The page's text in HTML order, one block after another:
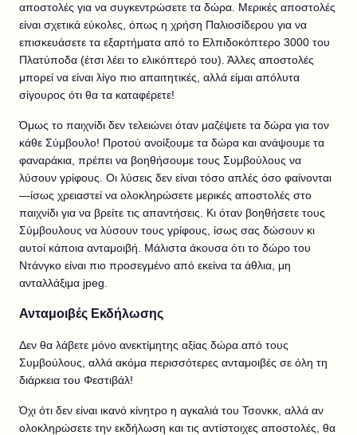
αποστολές για να συγκεντρώσετε τα δώρα. Μερικές αποστολές
είναι σχετικά εύκολες, όπως η χρήση Παλιοσίδερου για να
επισκευάσετε τα εξαρτήματα από το Ελπιδοκόπτερο 3000 του
Πλατύποδα (έτσι λέει το ελικόπτερό του). Άλλες αποστολές
μπορεί να είναι λίγο πιο απαιτητικές, αλλά είμαι απόλυτα
σίγουρος ότι θα τα καταφέρετε!
Όμως το παιχνίδι δεν τελειώνει όταν μαζέψετε τα δώρα για τον
κάθε Σύμβουλο! Προτού ανοίξουμε τα δώρα και ανάψουμε τα
φαναράκια, πρέπει να βοηθήσουμε τους Συμβούλους να
λύσουν γρίφους. Οι λύσεις δεν είναι τόσο απλές όσο φαίνονται
—ίσως χρειαστεί να ολοκληρώσετε μερικές αποστολές στο
παιχνίδι για να βρείτε τις απαντήσεις. Κι όταν βοηθήσετε τους
Σύμβουλους να λύσουν τους γρίφους, ίσως σας δώσουν κι
αυτοί κάποια ανταμοιβή. Μάλιστα άκουσα ότι το δώρο του
Ντάνγκο είναι πιο προσεγμένο από εκείνα τα άθλια, μη
ανταλλάξιμα jpeg.
Ανταμοιβές Εκδήλωσης
Δεν θα λάβετε μόνο ανεκτίμητης αξίας δώρα από τους
Συμβούλους, αλλά ακόμα περισσότερες ανταμοιβές σε όλη τη
διάρκεια του Φεστιβάλ!
Όχι ότι δεν είναι ικανό κίνητρο η αγκαλιά του Τσονκκ, αλλά αν
ολοκληρώσετε την εκδήλωση και τις αντίστοιχες αποστολές, θα